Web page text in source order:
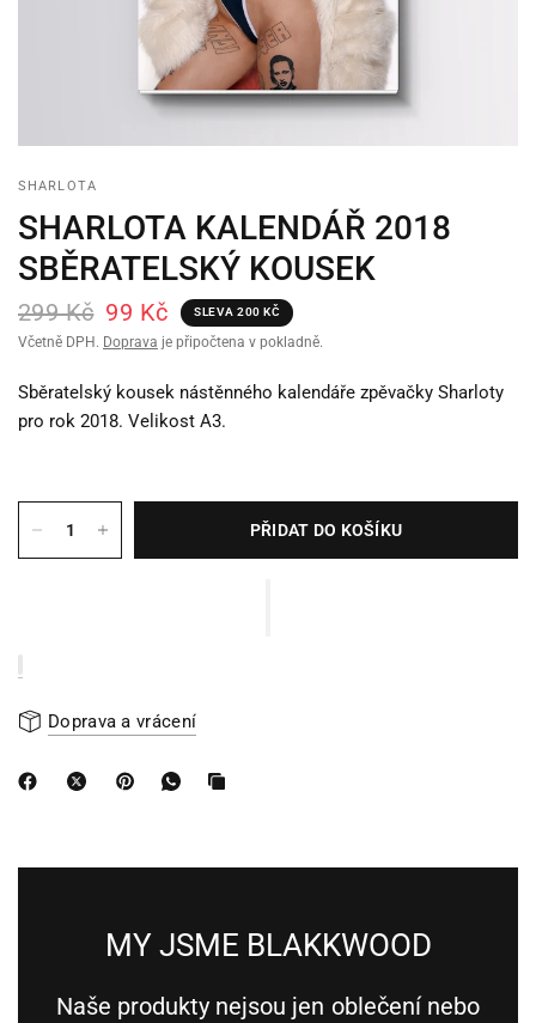
SHARLOTA
SHARLOTA KALENDÁŘ 2018
SBĚRATELSKÝ KOUSEK
299 Kč 99 Kč SLEVA 200 KČ
Včetně DPH. Doprava je připočtena v pokladně.
Sběratelský kousek nástěnného kalendáře zpěvačky Sharloty
pro rok 2018. Velikost A3.
PŘIDAT DO KOŠÍKU
Doprava a vrácení
MY JSME BLAKKWOOD
Naše produkty nejsou jen oblečení nebo